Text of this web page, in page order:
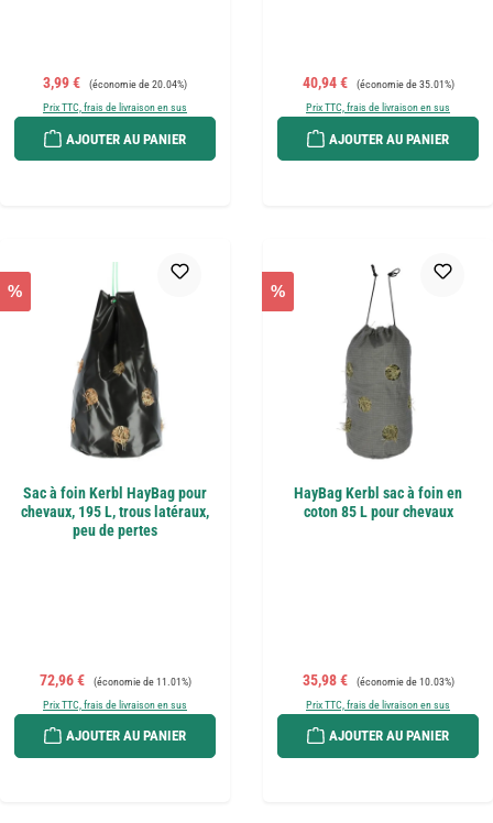
Prix de vente :
3,99 € Prix régulier :
(économie de 20.04%)
Prix TTC, frais de livraison en sus
AJOUTER AU PANIER
Prix de vente :
40,94 € Prix régulier :
(économie de 35.01%)
Prix TTC, frais de livraison en sus
AJOUTER AU PANIER
%
Sac à foin Kerbl HayBag pour
chevaux, 195 L, trous latéraux,
peu de pertes
Prix de vente :
72,96 € Prix régulier :
(économie de 11.01%)
Prix TTC, frais de livraison en sus
AJOUTER AU PANIER
%
HayBag Kerbl sac à foin en
coton 85 L pour chevaux
Prix de vente :
35,98 € Prix régulier :
(économie de 10.03%)
Prix TTC, frais de livraison en sus
AJOUTER AU PANIER